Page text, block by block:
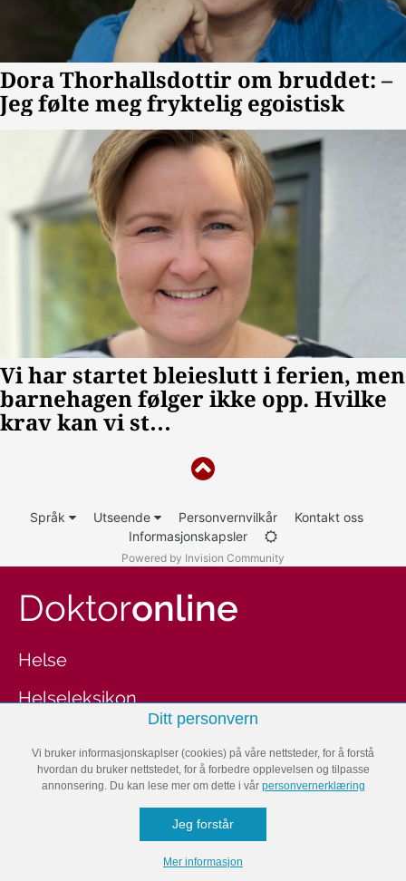
Språk Utseende Personvernvilkår
Kontakt oss
Informasjonskapsler
Powered by Invision Community
Doktoronline
Helse
Helseleksikon
Trening
Ditt personvern
Vi bruker informasjonskaplser (cookies) på våre nettsteder, for å forstå
hvordan du bruker nettstedet, for å forbedre opplevelsen og tilpasse
annonsering. Du kan lese mer om dette i vår personvernerklæring
Jeg forstår
Mer informasjon